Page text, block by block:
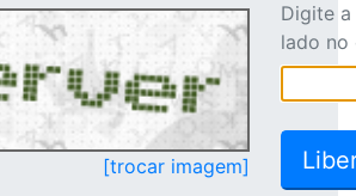
[trocar imagem]
Digite
lado no